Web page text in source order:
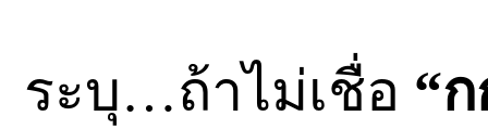
ระบุ…ถ้าไม่เชื่อ “